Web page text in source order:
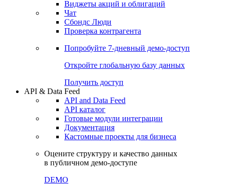
Виджеты акций и облигаций
Чат
Сбондс Люди
Проверка контрагента
Попробуйте 7-дневный демо-доступ
Откройте глобальную базу данных
Получить доступ
API & Data Feed
API and Data Feed
API каталог
Готовые модули интеграции
Документация
Кастомные проекты для бизнеса
Оцените структуру и качество данных
в публичном демо-доступе
DEMO